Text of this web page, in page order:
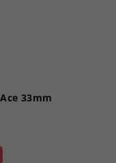
33mm